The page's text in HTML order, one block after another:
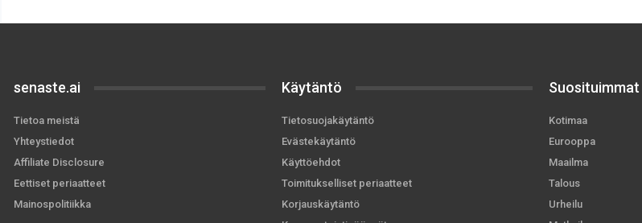
senaste.ai
Tietoa meistä
Yhteystiedot
Affiliate Disclosure
Eettiset periaatteet
Mainospolitiikka
Käytäntö
Tietosuojakäytäntö
Evästekäytäntö
Käyttöehdot
Toimitukselliset periaatteet
Korjauskäytäntö
Kotimaa
Eurooppa
Maailma
Talous
Urheilu